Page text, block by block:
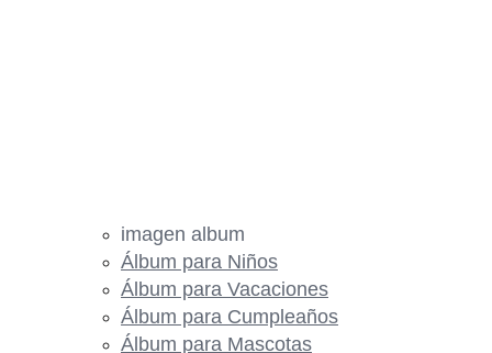
imagen album
Álbum para Niños
Álbum para Vacaciones
Álbum para Cumpleaños
Álbum para Mascotas